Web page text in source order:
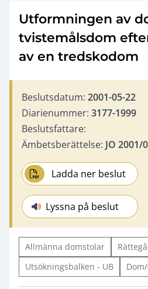
Utformningen av
tvistemålsdom
av en tredskodom
Beslutsdatum: 2001-05-22
Diarienummer: 3177-1999
Beslutsfattare:
Ämbetsberättelse: JO 2001/
Ladda ner beslut
Lyssna på beslut
Allmänna domstolar
Utsökningsbalken - UB